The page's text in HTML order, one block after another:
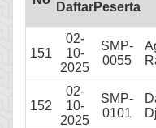
DaftarPeserta
151
02-
10-
2025
SMP-
0055
152
02-
10-
2025
SMP-
0101